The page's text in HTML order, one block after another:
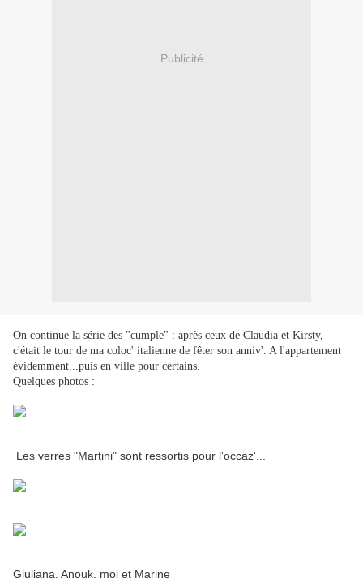
Publicité
On continue la série des "cumple" : après ceux de Claudia et Kirsty,
c'était le tour de ma coloc' italienne de fêter son anniv'. A l'appartement
évidemment...puis en ville pour certains.
Quelques photos :
Les verres "Martini" sont ressortis pour l'occaz'...
Giuliana, Anouk, moi et Marine